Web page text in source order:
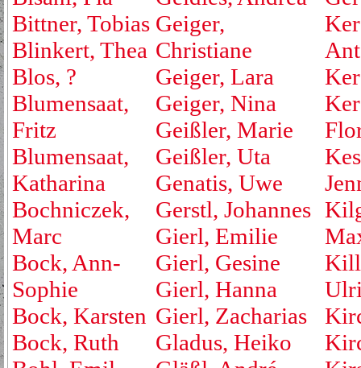
Bittner, Tobias
Blinkert, Thea
Blos, ?
Blumensaat,
Fritz
Blumensaat,
Katharina
Bochniczek,
Marc
Bock, Ann-
Sophie
Bock, Karsten
Bock, Ruth
Geiger,
Christiane
Geiger, Lara
Geiger, Nina
Geißler, Marie
Geißler, Uta
Genatis, Uwe
Gerstl, Johannes
Gierl, Emilie
Gierl, Gesine
Gierl, Hanna
Gierl, Zacharias
Gladus, Heiko